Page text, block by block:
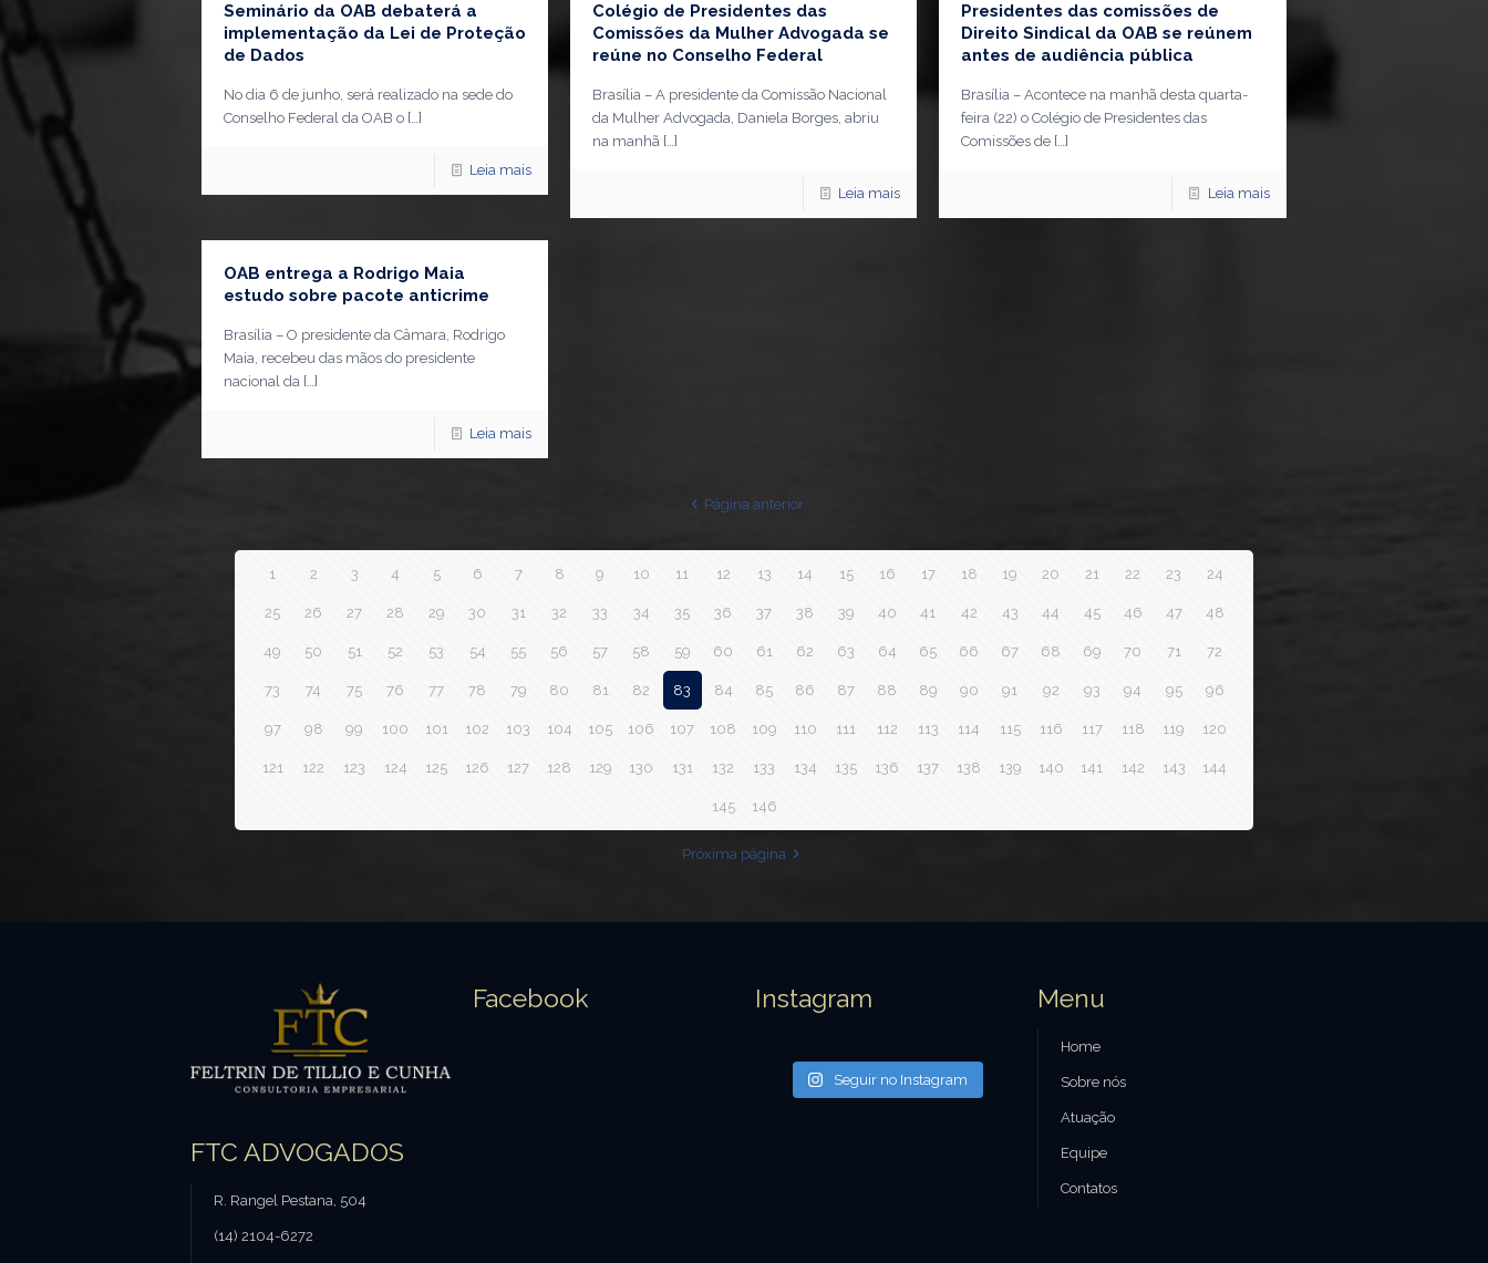
Seminário da OAB debaterá a
implementação da Lei de Proteção
de Dados
No dia 6 de junho, será realizado na sede do
Conselho Federal da OAB o […]
Leia mais
Colégio de Presidentes das
Comissões da Mulher Advogada se
reúne no Conselho Federal
Brasília – A presidente da Comissão Nacional
da Mulher Advogada, Daniela Borges, abriu
na manhã […]
Leia mais
Presidentes das comissões de
Direito Sindical da OAB se reúnem
antes de audiência pública
Brasília – Acontece na manhã desta quarta-
feira (22) o Colégio de Presidentes das
Comissões de […]
Leia mais
OAB entrega a Rodrigo Maia
estudo sobre pacote anticrime
Brasília – O presidente da Câmara, Rodrigo
Maia, recebeu das mãos do presidente
nacional da […]
Leia mais
Página anterior
1 2 3 4 5 6 7 8 9 10 11 12 13 14 15 16 17 18 19 20 21 22 23 24
25 26 27 28 29 30 31 32 33 34 35 36 37 38 39 40 41 42 43 44 45 46 47 48
49 50 51 52 53 54 55 56 57 58 59 60 61 62 63 64 65 66 67 68 69 70 71 72
73 74 75 76 77 78 79 80 81 82 83 84 85 86 87 88 89 90 91 92 93 94 95 96
97 98 99 100 101 102 103 104 105 106 107 108 109 110 111 112 113 114 115 116 117 118 119 120
121 122 123 124 125 126 127 128 129 130 131 132 133 134 135 136 137 138 139 140 141 142 143 144
145 146
Próxima página
FTC ADVOGADOS
R. Rangel Pestana, 504
(14) 2104-6272
Facebook Instagram
Seguir no Instagram
Menu
Home
Sobre nós
Atuação
Equipe
Contatos